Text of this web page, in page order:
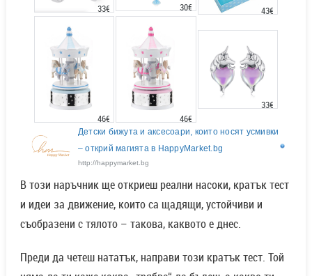
33€ 30€ 43€
46€ 46€
33€
Детски бижута и аксесоари, които носят усмивки
– открий магията в HappyMarket.bg
http://happymarket.bg
В този наръчник ще откриеш реални насоки, кратък тест
и идеи за движение, които са щадящи, устойчиви и
съобразени с тялото – такова, каквото е днес.
Преди да четеш нататък, направи този кратък тест. Той